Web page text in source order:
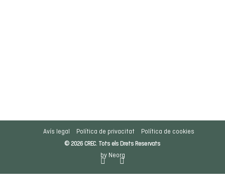
Avís legal Política de privacitat Política de cookies
© 2026 CREC. Tots els Drets Reservats
by Neorg